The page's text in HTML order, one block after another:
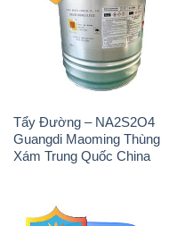
Tẩy Đường – NA2S2O4
Guangdi Maoming Thùng
Xám Trung Quốc China